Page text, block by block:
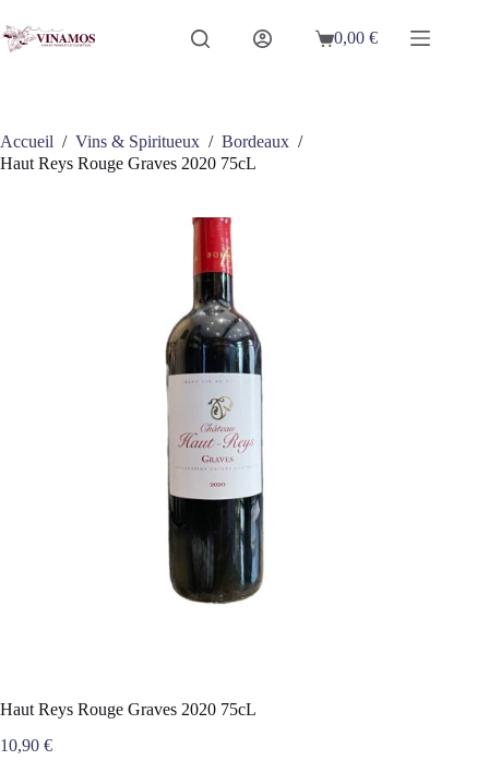
au
contenu
Panier
0,00€
Accueil / Vins & Spiritueux / Bordeaux /
Haut Reys Rouge Graves 2020 75cL
Haut Reys Rouge Graves 2020 75cL
10,90 €